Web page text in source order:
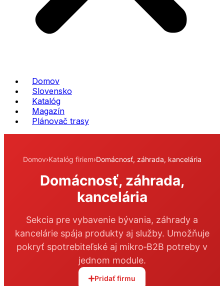
Domov
Slovensko
Katalóg
Magazín
Plánovač trasy
Domov›Katalóg firiem›Domácnosť, záhrada, kancelária
Domácnosť, záhrada,
kancelária
Sekcia pre vybavenie bývania, záhrady a
kancelárie spája produkty aj služby. Umožňuje
pokryť spotrebiteľské aj mikro‑B2B potreby v
jednom module.
Pridať firmu